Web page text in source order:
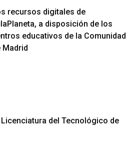
recursos digitales de
a disposición de los
educativos de la Comunidad
Madrid
del Tecnológico de